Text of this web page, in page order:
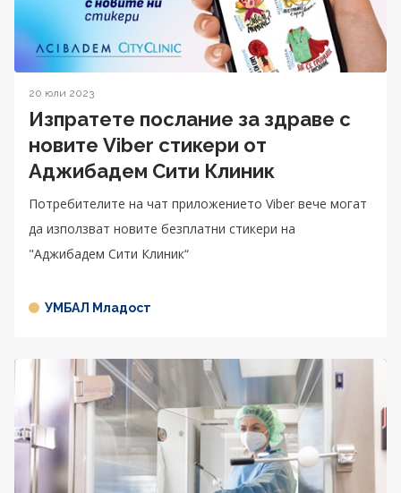
20 юли 2023
Изпратете послание за здраве с
новите Viber стикери от
Аджибадем Сити Клиник
Потребителите на чат приложението Viber вече могат
да използват новите безплатни стикери на
"Аджибадем Сити Клиник“
УМБАЛ Младост